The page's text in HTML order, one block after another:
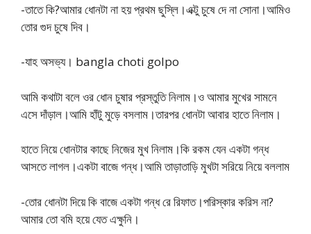
-তাতে কি?আমার ধোনটা না হয় প্রথম ছুস্লি।এক্টু চুষে দে না সোনা।আমিও
তোর গুদ চুষে দিব।
-যাহ অসভ্য। bangla choti golpo
আমি কথাটা বলে ওর ধোন চুষার প্রস্তুতি নিলাম।ও আমার মুখের সামনে
এসে দাঁড়াল।আমি হাঁটু মুড়ে বসলাম।তারপর ধোনটা আবার হাতে নিলাম।
হাতে নিয়ে ধোনটার কাছে নিজের মুখ নিলাম।কি রকম যেন একটা গন্ধ
আসতে লাগল।একটা বাজে গন্ধ।আমি তাড়াতাড়ি মুখটা সরিয়ে নিয়ে বললাম
-তোর ধোনটা দিয়ে কি বাজে একটা গন্ধ রে রিফাত।পরিস্কার করিস না?
আমার তো বমি হয়ে যেত এক্ষুনি।